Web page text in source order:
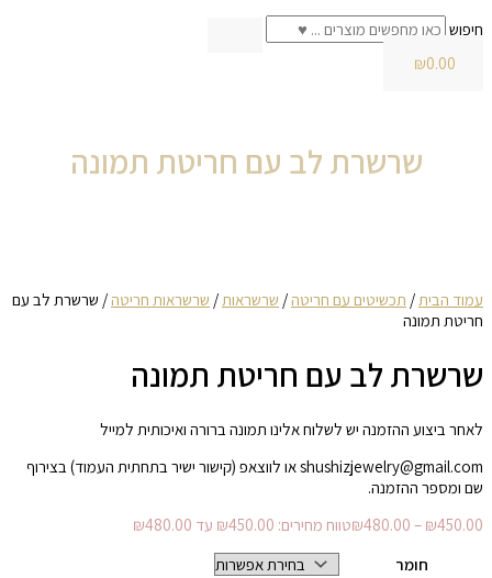
חיפוש
₪0.00
שרשרת לב עם חריטת תמונה
עמוד הבית/ תכשיטים עם חריטה/ שרשראות/ שרשראות חריטה/ שרשרת לב עם
חריטת תמונה
שרשרת לב עם חריטת תמונה
לאחר ביצוע ההזמנה יש לשלוח אלינו תמונה ברורה ואיכותית למייל
shushizjewelry@gmail.com או לווצאפ (קישור ישיר בתחתית העמוד) בצירוף
שם ומספר ההזמנה.
₪450.00
–
₪480.00
טווח מחירים: ⁦₪450.00⁩ עד ⁦₪480.00⁩
חומר